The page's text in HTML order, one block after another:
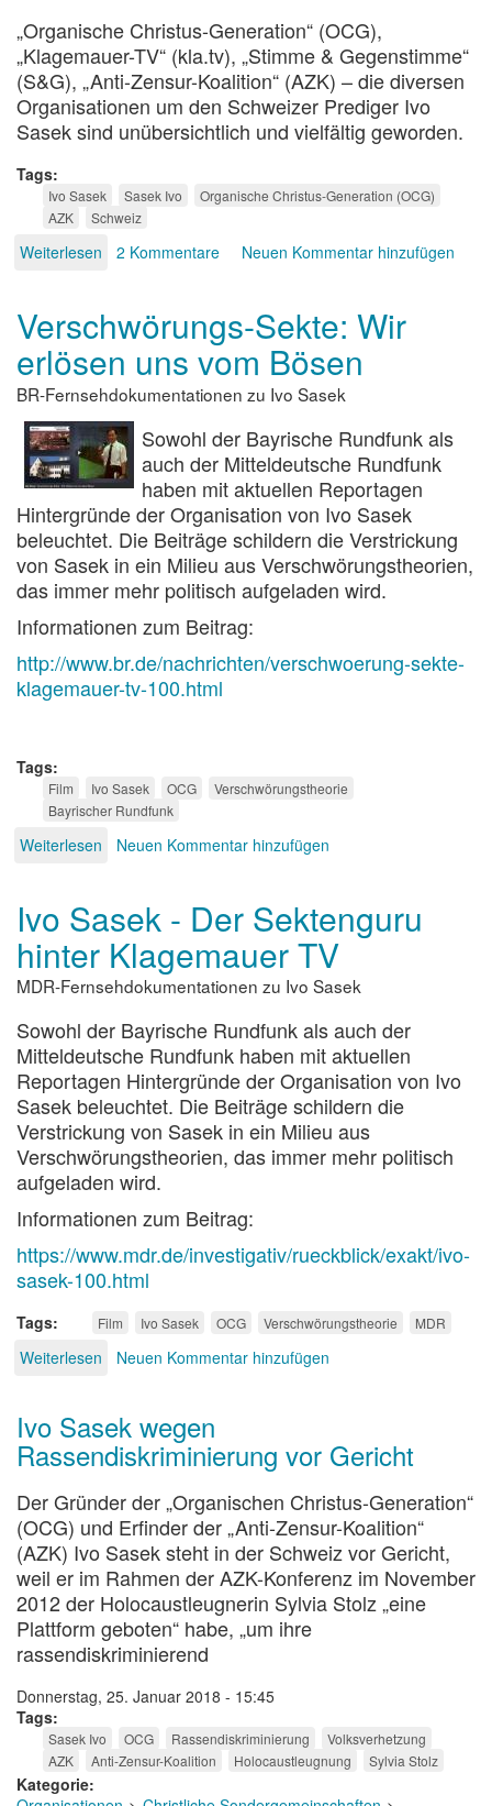
„Organische Christus-Generation“ (OCG),
„Klagemauer-TV“ (kla.tv), „Stimme & Gegenstimme“
(S&G), „Anti-Zensur-Koalition“ (AZK) – die diversen
Organisationen um den Schweizer Prediger Ivo
Sasek sind unübersichtlich und vielfältig geworden.
Tags
Ivo Sasek Sasek Ivo
Organische Christus-Generation (OCG)
AZK
Schweiz
Weiterlesen über
wahnhafte
Eliten
2 Kommentare Neuen Kommentar hinzufügen
Verschwörungs-Sekte: Wir
erlösen uns vom Bösen
BR-Fernsehdokumentationen zu Ivo Sasek
Sowohl der Bayrische Rundfunk als
auch der Mitteldeutsche Rundfunk
haben mit aktuellen Reportagen
Hintergründe der Organisation von Ivo Sasek
beleuchtet. Die Beiträge schildern die Verstrickung
von Sasek in ein Milieu aus Verschwörungstheorien,
das immer mehr politisch aufgeladen wird.
Informationen zum Beitrag:
http://www.br.de/nachrichten/verschwoerung-sekte-
klagemauer-tv-100.html
Tags
Film Ivo Sasek OCG
Verschwörungstheorie
Bayrischer Rundfunk
Weiterlesen über
erlösen
uns
vom
Bösen
Neuen Kommentar hinzufügen
Ivo Sasek - Der Sektenguru
hinter Klagemauer TV
MDR-Fernsehdokumentationen zu Ivo Sasek
Sowohl der Bayrische Rundfunk als auch der
Mitteldeutsche Rundfunk haben mit aktuellen
Reportagen Hintergründe der Organisation von Ivo
Sasek beleuchtet. Die Beiträge schildern die
Verstrickung von Sasek in ein Milieu aus
Verschwörungstheorien, das immer mehr politisch
aufgeladen wird.
Informationen zum Beitrag:
https://www.mdr.de/investigativ/rueckblick/exakt/ivo-
sasek-100.html
Tags Film Ivo Sasek OCG Verschwörungstheorie MDR
Weiterlesen über
-
Der
Sektenguru
Klagemauer
TV
Neuen Kommentar hinzufügen
Ivo Sasek wegen
Rassendiskriminierung vor Gericht
Der Gründer der „Organischen Christus-Generation“
(OCG) und Erfinder der „Anti-Zensur-Koalition“
(AZK) Ivo Sasek steht in der Schweiz vor Gericht,
weil er im Rahmen der AZK-Konferenz im November
2012 der Holocaustleugnerin Sylvia Stolz „eine
Plattform geboten“ habe, „um ihre
rassendiskriminierend
Donnerstag, 25. Januar 2018 - 15:45
Tags
Sasek Ivo OCG Rassendiskriminierung
Volksverhetzung
AZK
Anti-Zensur-Koalition Holocaustleugnung Sylvia Stolz
Kategorie